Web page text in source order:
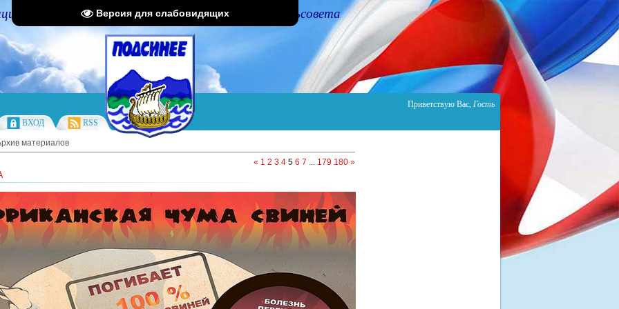
Версия для слабовидящих
портал Администрации Подсинского сельсовета
Приветствую Вас, Гость
ВХОД
RSS
материалов
« 1 2 3 4 5 6 7 ... 179 180 »